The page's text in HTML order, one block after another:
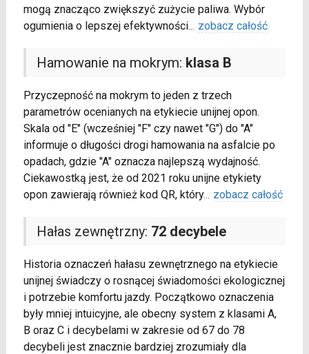
mogą znacząco zwiększyć zużycie paliwa. Wybór
ogumienia o lepszej efektywności... zobacz całość
Hamowanie na mokrym: klasa B
Przyczepność na mokrym to jeden z trzech
parametrów ocenianych na etykiecie unijnej opon.
Skala od "E" (wcześniej "F" czy nawet "G") do "A"
informuje o długości drogi hamowania na asfalcie po
opadach, gdzie "A" oznacza najlepszą wydajność.
Ciekawostką jest, że od 2021 roku unijne etykiety
opon zawierają również kod QR, który... zobacz całość
Hałas zewnętrzny: 72 decybele
Historia oznaczeń hałasu zewnętrznego na etykiecie
unijnej świadczy o rosnącej świadomości ekologicznej
i potrzebie komfortu jazdy. Początkowo oznaczenia
były mniej intuicyjne, ale obecny system z klasami A,
B oraz C i decybelami w zakresie od 67 do 78
decybeli jest znacznie bardziej zrozumiały dla